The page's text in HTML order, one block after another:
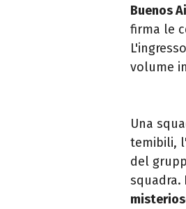
Buenos
firma le
volume
Una
temibili,
del
squadra.